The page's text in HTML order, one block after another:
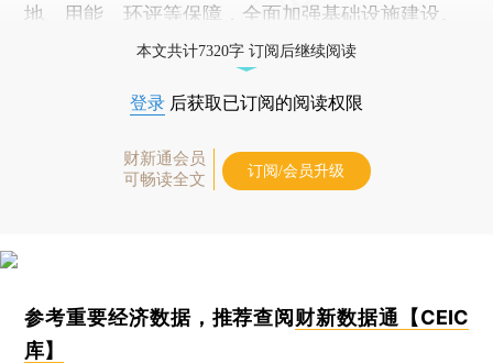
地、用能、环评等保障，全面加强基础设施建设。
本文共计7320字 订阅后继续阅读
登录 后获取已订阅的阅读权限
财新通会员
可畅读全文
订阅/会员升级
参考重要经济数据，推荐查阅财新数据通【CEIC
库】